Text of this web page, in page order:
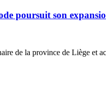
poursuit son
de la province de Liège et